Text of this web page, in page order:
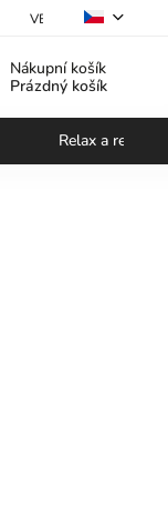
VELKOOBCHOD
Nákupní košík
Prázdný košík
Relax a